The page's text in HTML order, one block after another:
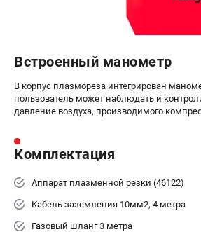
Встроенный манометр
В корпус плазмореза интегрирован
пользователь может наблюдать и
давление воздуха, производимого
Комплектация
Аппарат плазменной резки (46122)
Кабель заземления 10мм2, 4 метра
Газовый шланг 3 метра